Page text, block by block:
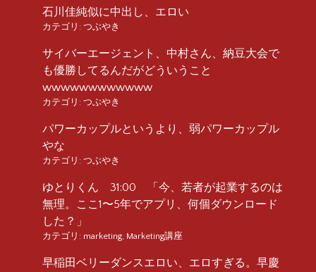
石川佳純似に中出し、エロい
カテゴリ: つぶやき
サイバーエージェント、中村さん、納豆大会で
も優勝してるんだがどういうこと
wwwwwwwwwwww
カテゴリ: つぶやき
パワーカップルというより、弱パワーカップル
やな
カテゴリ: つぶやき
ゆとりくん 31:00 「今、若者が起業するのは
無理。ここ1〜5年でアプリ、何個ダウンロード
した？」
カテゴリ: marketing, Marketing講座
早稲田ベリーダンスエロい、エロすぎる。早慶